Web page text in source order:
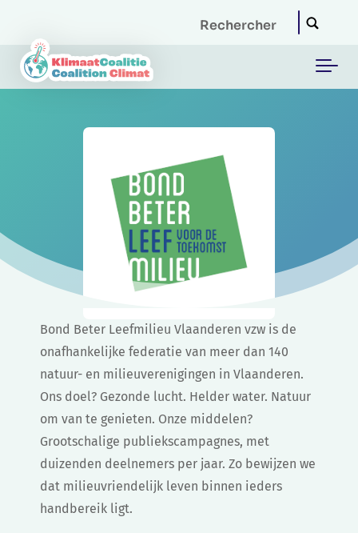
Bond Beter Leefmilieu Vlaanderen vzw is de
onafhankelijke federatie van meer dan 140
natuur- en milieuverenigingen in Vlaanderen.
Ons doel? Gezonde lucht. Helder water. Natuur
om van te genieten. Onze middelen?
Grootschalige publiekscampagnes, met
duizenden deelnemers per jaar. Zo bewijzen we
dat milieuvriendelijk leven binnen ieders
handbereik ligt.